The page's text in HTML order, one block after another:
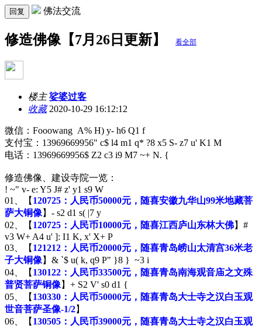
回复 佛法交流
修造佛像【7月26日更新】 看全部
楼主 娑婆过客
收藏2020-10-29 16:12:12
微信：Fooowang A% H) y- h6 Q1 f
支付宝：13969669956" c$ l4 m1 q* ?8 x5 S- z7 u' K1 M
电话：13969669956$ Z2 c3 i9 M7 ~+ N. {
修造佛像、建设寺院一览：
! ~" v- e: Y5 J# z' y1 s9 W
01、【 120725：人民币50000元，随喜安徽九华山99米地藏菩
萨大铜像 】 - s2 d1 s( |7 y
02、【 120725：人民币10000元，随喜江西庐山东林大佛】 #
v3 W+ A4 u' ]: I1 K, x' X+ P
03、【 121212：人民币20000元，随喜青岛崂山太清宫36米老
子大铜像 】 & `$ u( k, q9 P" }8 } ~3 i
04、【 130122：人民币33500元，随喜青岛南海观音庙之文殊
普贤菩萨铜像 】 + S2 V' s0 d1 {
05、【 130330：人民币50000元，随喜青岛大士寺之汉白玉观
世音菩萨圣像-1/2】
06、【 130505：人民币39000元，随喜青岛大士寺之汉白玉观